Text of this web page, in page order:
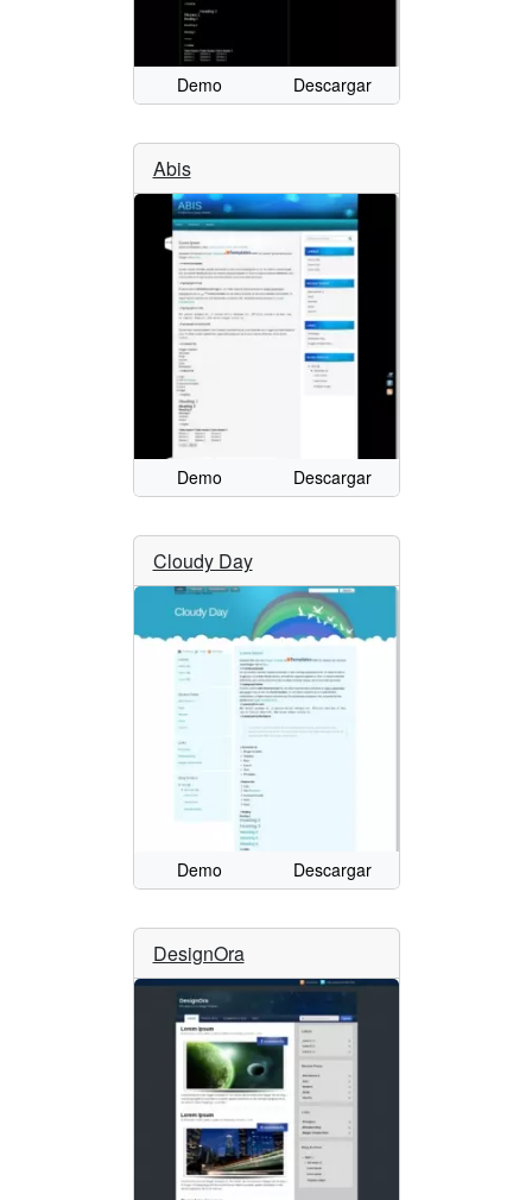
Demo Descargar
Abis
Demo Descargar
Cloudy Day
Demo Descargar
DesignOra